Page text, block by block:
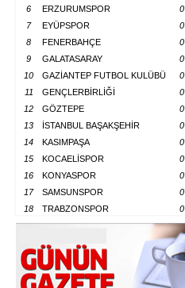
6
ERZURUMSPOR 0
7
EYÜPSPOR 0
8
FENERBAHÇE 0
9
GALATASARAY 0
10
GAZİANTEP FUTBOL KULÜBÜ 0
11
GENÇLERBİRLİĞİ 0
12
GÖZTEPE 0
13
İSTANBUL BAŞAKŞEHİR 0
14
KASIMPAŞA 0
15
KOCAELİSPOR 0
16
KONYASPOR 0
17
SAMSUNSPOR 0
18
TRABZONSPOR 0